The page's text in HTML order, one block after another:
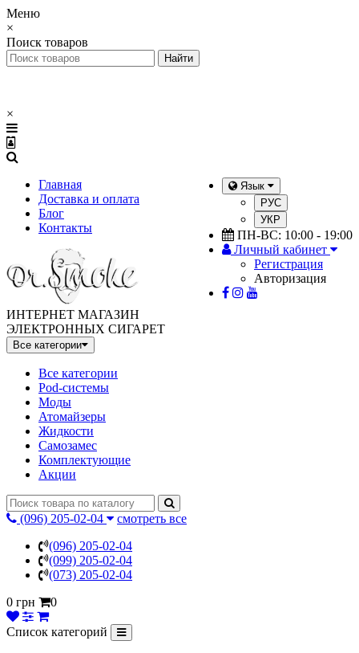
Меню
×
Поиск товаров
×
Главная
Доставка и оплата
Блог
Контакты
Язык
РУС
УКР
ПН-ВС: 10:00 - 19:00
Личный кабинет
Регистрация
Авторизация
ИНТЕРНЕТ МАГАЗИН
ЭЛЕКТРОННЫХ СИГАРЕТ
Все категории
Все категории
Pod-системы
Моды
Атомайзеры
Жидкости
Самозамес
Комплектующие
Акции
(096) 205-02-04
смотреть все
(096) 205-02-04
(099) 205-02-04
(073) 205-02-04
0 грн
0
Список категорий